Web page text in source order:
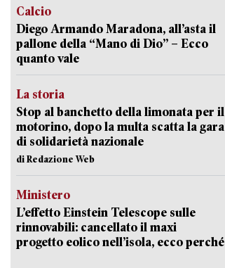
Calcio
Diego Armando Maradona, all’asta il
pallone della “Mano di Dio” – Ecco
quanto vale
La storia
Stop al banchetto della limonata per il
motorino, dopo la multa scatta la gara
di solidarietà nazionale
di Redazione Web
Ministero
L’effetto Einstein Telescope sulle
rinnovabili: cancellato il maxi
progetto eolico nell’isola, ecco perché